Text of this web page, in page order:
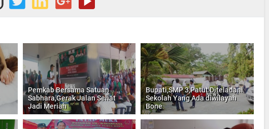
Pemkab Bersama Satuan
Sabhara,Gerak Jalan Sehat
Jadi Meriah
Bupati,SMP 3,Patut Diteladani
Sekolah Yang Ada diwilayah
Bone